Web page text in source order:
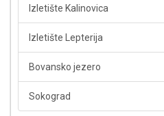
Izletište Kalinovica
Izletište Lepterija
Bovansko jezero
Sokograd